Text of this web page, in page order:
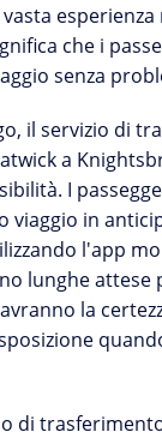
che i
senza
il servizio di
a
I
viaggio in
l'app
lunghe attese
la
di